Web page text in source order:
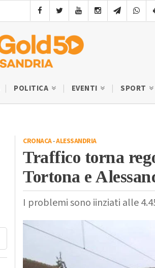
POLITICA EVENTI SPORT
CRONACA-ALESSANDRIA
Traffico torna
Tortona e
I problemi sono iinziati alle